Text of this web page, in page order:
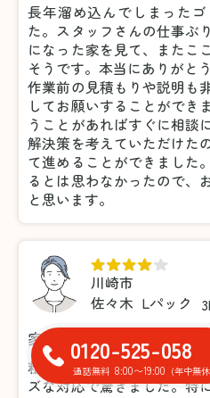
長年溜め込んでしまった
た。スタッフさんの仕事ぶ
になった家を見て、またこ
そうです。本当にありがと
作業前の見積もりや説明も
してお願いすることができ
うことがあればすぐに相談
解決策を考えていただけた
て進めることができました
るとは思わなかったので、
と思います。
川崎市
佐々木 Lパック
家具の処分がこんなに楽
粗大ゴミの処分で利用しま
ズな対応で驚きました。特
0120-525-058
通話無料 8:00〜19:00 (年中無